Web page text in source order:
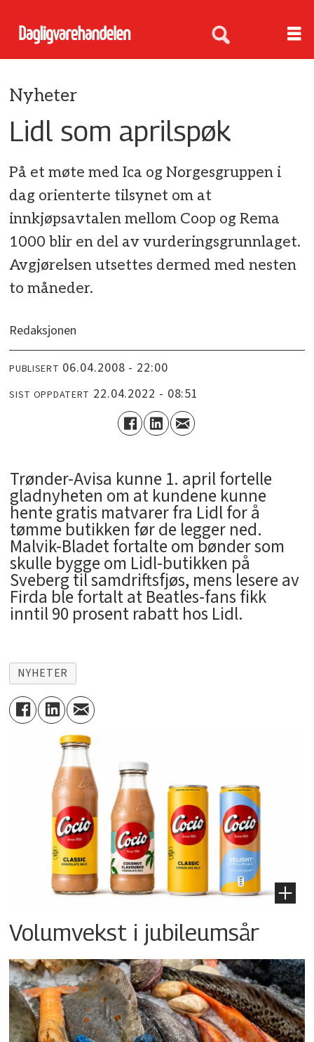
Nyheter
Lidl som aprilspøk
På et møte med Ica og Norgesgruppen i
dag orienterte tilsynet om at
innkjøpsavtalen mellom Coop og Rema
1000 blir en del av vurderingsgrunnlaget.
Avgjørelsen utsettes dermed med nesten
to måneder.
Redaksjonen
PUBLISERT 06.04.2008 - 22:00
SIST OPPDATERT 22.04.2022 - 08:51
Trønder-Avisa kunne 1. april fortelle
gladnyheten om at kundene kunne
hente gratis matvarer fra Lidl for å
tømme butikken før de legger ned.
Malvik-Bladet fortalte om bønder som
skulle bygge om Lidl-butikken på
Sveberg til samdriftsfjøs, mens lesere av
Firda ble fortalt at Beatles-fans fikk
inntil 90 prosent rabatt hos Lidl.
NYHETER
Volumvekst i jubileumsår